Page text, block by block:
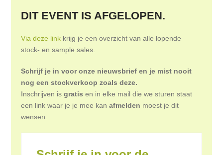
DIT EVENT IS AFGELOPEN.
Via deze link krijg je een overzicht van alle lopende
stock- en sample sales.
Schrijf je in voor onze nieuwsbrief en je mist nooit
nog een stockverkoop zoals deze.
Inschrijven isgratis en in elke mail die we sturen staat
een link waar je je mee kanafmelden moest je dit
wensen.